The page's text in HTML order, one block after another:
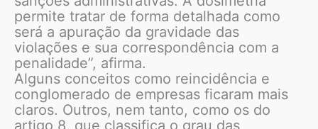
permite tratar de forma detalhada como
será a apuração da gravidade das
violações e sua correspondência com a
penalidade”, afirma.
Alguns conceitos como reincidência e
conglomerado de empresas ficaram mais
claros. Outros, nem tanto, como os do